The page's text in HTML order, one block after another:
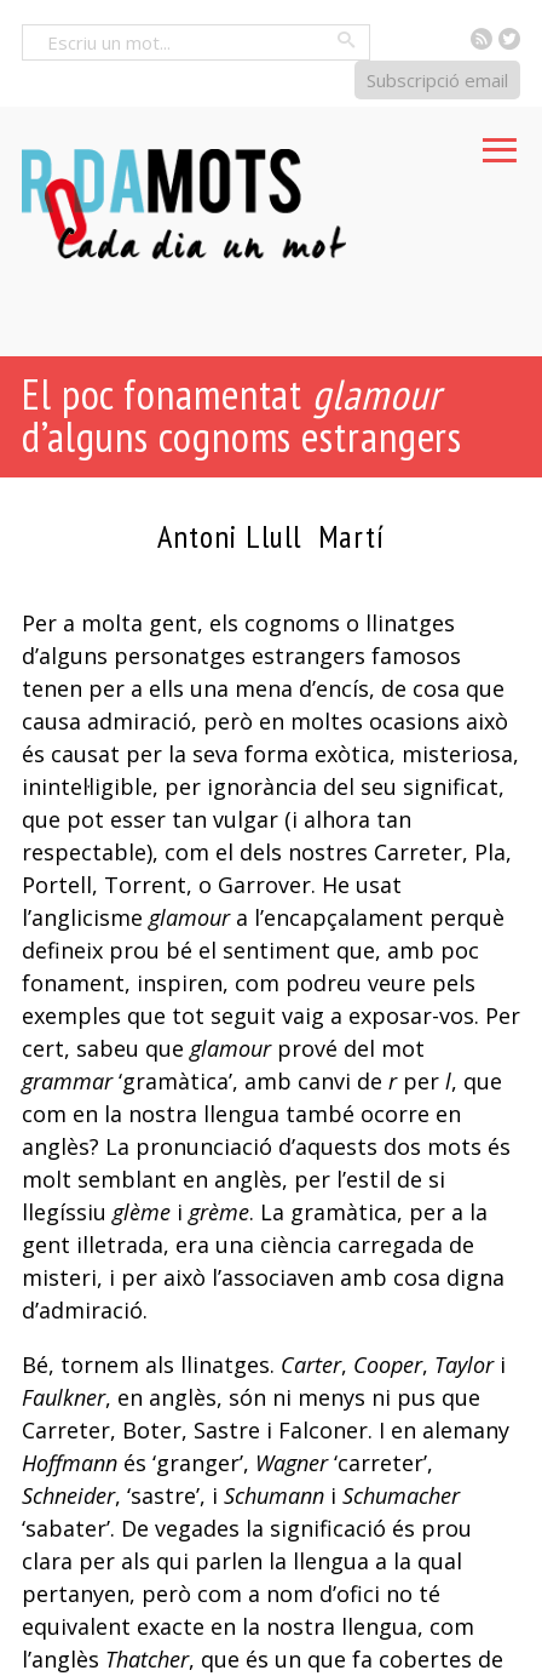
RSS
Subscripció email
El poc fonamentat glamour
d’alguns cognoms estrangers
Antoni Llull Martí
Per a molta gent, els cognoms o llinatges
d’alguns personatges estrangers famosos
tenen per a ells una mena d’encís, de cosa que
causa admiració, però en moltes ocasions això
és causat per la seva forma exòtica, misteriosa,
inintel·ligible, per ignorància del seu significat,
que pot esser tan vulgar (i alhora tan
respectable), com el dels nostres Carreter, Pla,
Portell, Torrent, o Garrover. He usat
l’anglicisme glamour a l’encapçalament perquè
defineix prou bé el sentiment que, amb poc
fonament, inspiren, com podreu veure pels
exemples que tot seguit vaig a exposar-vos. Per
cert, sabeu que glamour prové del mot
grammar‘gramàtica’, amb canvi de r per l, que
com en la nostra llengua també ocorre en
anglès? La pronunciació d’aquests dos mots és
molt semblant en anglès, per l’estil de si
llegíssiu glème i grème. La gramàtica, per a la
gent illetrada, era una ciència carregada de
misteri, i per això l’associaven amb cosa digna
d’admiració.
Bé, tornem als llinatges. Carter, Cooper, Taylor i
Faulkner, en anglès, són ni menys ni pus que
Carreter, Boter, Sastre i Falconer. I en alemany
Hoffmann és ‘granger’, Wagner‘carreter’,
Schneider, ‘sastre’, i Schumann i Schumacher
‘sabater’. De vegades la significació és prou
clara per als qui parlen la llengua a la qual
pertanyen, però com a nom d’ofici no té
equivalent exacte en la nostra llengua, com
l’anglès Thatcher, que és un que fa cobertes de